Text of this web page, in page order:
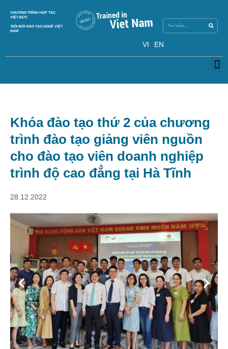
content
CHƯƠNG TRÌNH HỢP TÁC
VIỆT-ĐỨC
‘ĐỔI MỚI ĐÀO TẠO NGHỀ VIỆT
NAM’
VI EN
Khóa đào tạo thứ 2 của chương
trình đào tạo giảng viên nguồn
cho đào tạo viên doanh nghiệp
trình độ cao đẳng tại Hà Tĩnh
28.12.2022